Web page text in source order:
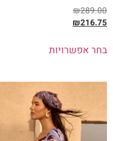
₪289.00
₪216.75
בחר אפשרויות